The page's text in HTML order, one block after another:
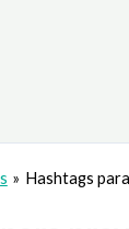
Hashtags